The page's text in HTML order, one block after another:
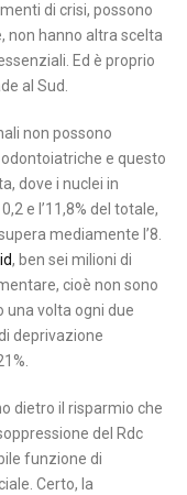
di crisi, possono
non hanno altra scelta
Ed è proprio
al Sud.
non possono
e questo
dove i nuclei in
e l’11,8% del totale,
mediamente l’8.
, ben sei milioni di
cioè non sono
una volta ogni due
deprivazione
dietro il risparmio che
del Rdc
funzione di
Certo, la